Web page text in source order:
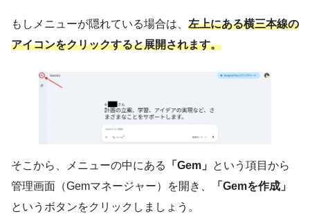
もしメニューが隠れている場合は、 左上にある横三本線の
アイコンをクリックすると展開されます。
そこから、メニューの中にある 「Gem」 という項目から
管理画面（Gemマネージャー）を開き、
「Gemを作成」
というボタンをクリックしましょう。